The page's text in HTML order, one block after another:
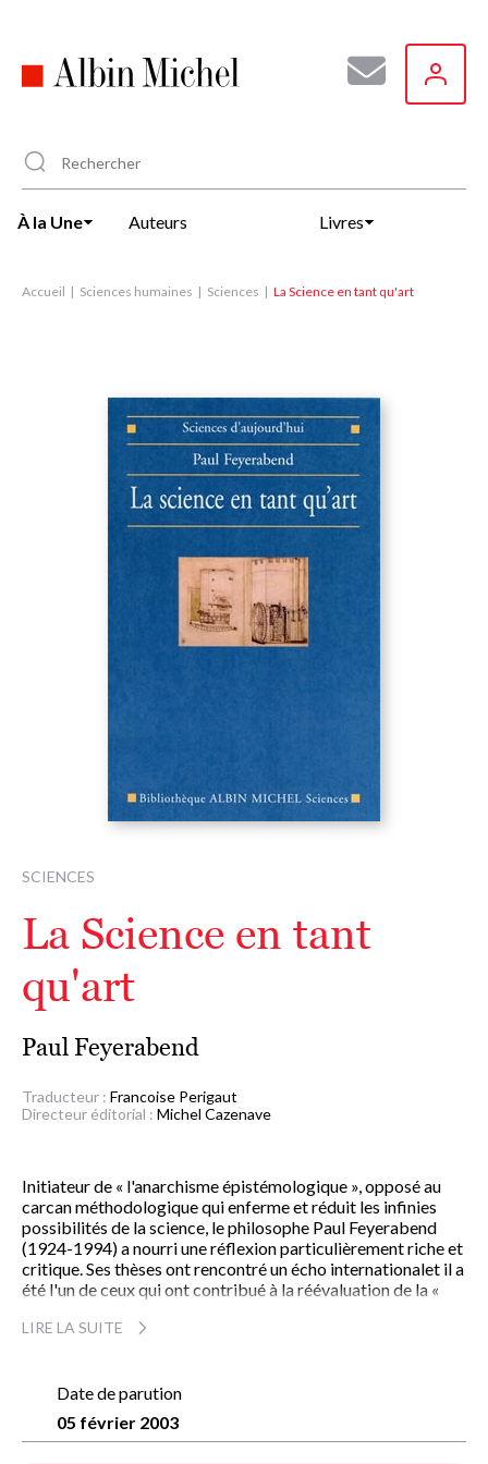
principal
À la Une Auteurs Livres
Accueil Sciences humaines Sciences La Science en tant qu'art
SCIENCES
La Science en tant
qu'art
Paul Feyerabend
Traducteur : Francoise Perigaut
Directeur éditorial : Michel Cazenave
Initiateur de « l'anarchisme épistémologique », opposé au
carcan méthodologique qui enferme et réduit les infinies
possibilités de la science, le philosophe Paul Feyerabend
(1924-1994) a nourri une réflexion particulièrement riche et
critique. Ses thèses ont rencontré un écho internationalet il a
été l'un de ceux qui ont contribué à la réévaluation de la «
Prenant le contre-pied de toutes les théories existantes,
capable de travailler à partir de n'importe quel matériau,
mythique, artistique ou politique, quitte à le rationaliser et à
bâtir un véritable et nouveau mythe de la science pure.
LIRE LA SUITE
Date de parution
05 février 2003